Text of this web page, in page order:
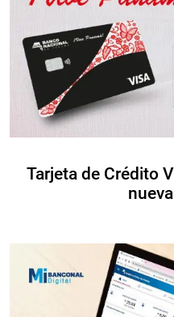
Tarjeta de Crédito